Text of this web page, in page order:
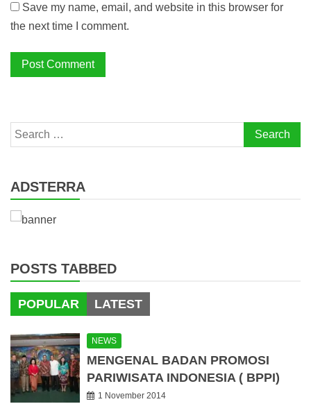
Save my name, email, and website in this browser for
the next time I comment.
Search
for:
ADSTERRA
POSTS TABBED
POPULAR LATEST
NEWS
MENGENAL BADAN PROMOSI
PARIWISATA INDONESIA ( BPPI)
1 November 2014